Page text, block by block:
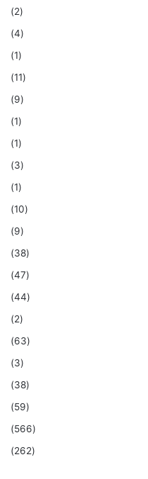
(2)
(4)
(1)
(11)
(9)
(1)
(1)
(3)
(1)
(10)
(9)
(38)
(47)
(44)
(2)
(63)
(3)
(38)
(59)
(566)
(262)